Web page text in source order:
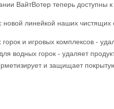
ВайтВотер теперь доступны
новой линейкой наших чистящих
и игровых комплексов -
водных горок - удаляет
и защищает